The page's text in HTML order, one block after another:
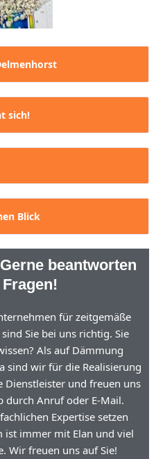
sich!
Blick
beantworten
für zeitgemäße
Sie bei uns richtig. Sie
Als auf Dämmung
sind wir für die Realisierung
Dienstleister und freuen uns
durch Anruf oder E-Mail.
Expertise setzen
ist immer mit Elan und viel
Wir freuen uns auf Sie!